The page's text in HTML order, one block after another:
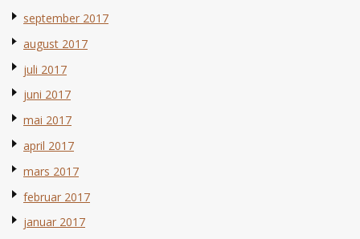
september 2017
august 2017
juli 2017
juni 2017
mai 2017
april 2017
mars 2017
februar 2017
januar 2017